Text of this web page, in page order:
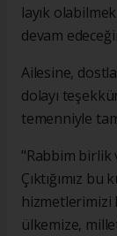
layık
devam
Ailesine,
dolayı
temenniyle
"Rabbim birlik
Çıktığımız
hizmetlerimizi
ülkemize,